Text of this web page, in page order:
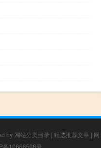
by 网站分类目录 | 精选推荐文章 | 网